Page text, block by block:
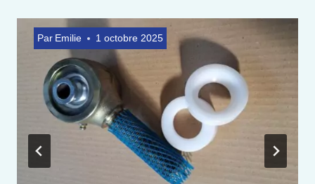
Par Emilie 1 octobre 2025